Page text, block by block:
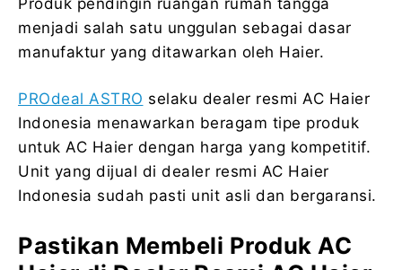
menjadi salah satu unggulan sebagai dasar
manufaktur yang ditawarkan oleh Haier.
PROdeal ASTRO selaku dealer resmi AC Haier
Indonesia menawarkan beragam tipe produk
untuk AC Haier dengan harga yang kompetitif.
Unit yang dijual di dealer resmi AC Haier
Indonesia sudah pasti unit asli dan bergaransi.
Pastikan Membeli Produk AC